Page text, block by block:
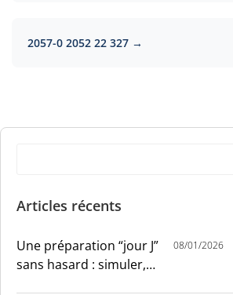
2057-0 2052 22 327 →
Articles récents
Une préparation “jour J”
sans hasard : simuler,
08/01/2026